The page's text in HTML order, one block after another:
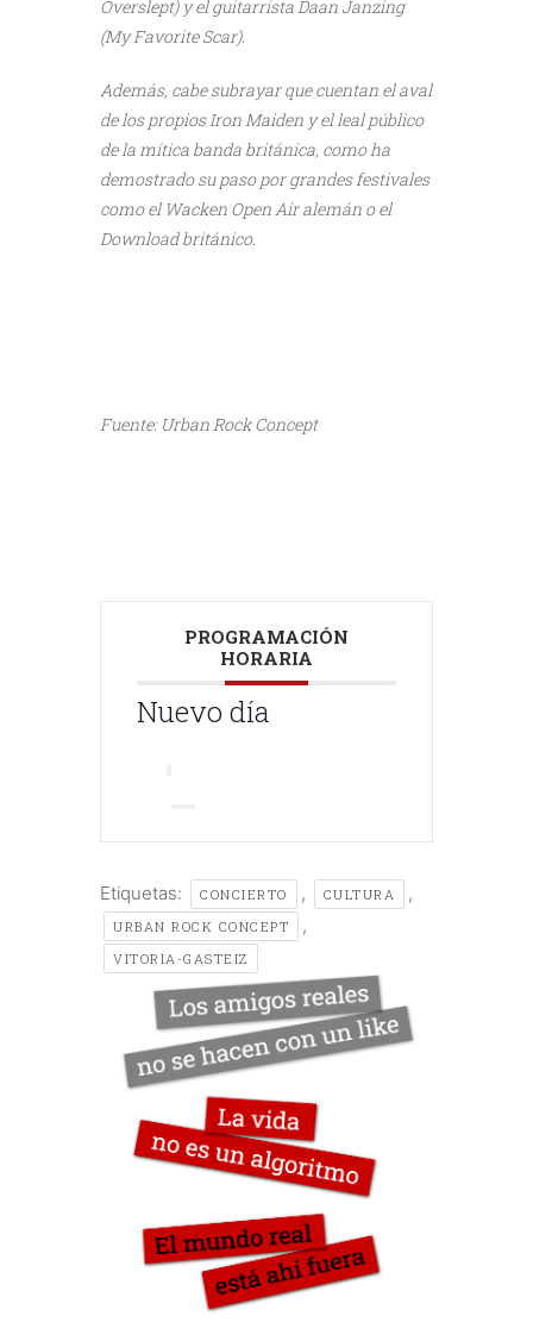
Overslept) y el guitarrista Daan Janzing
(My Favorite Scar).
Además, cabe subrayar que cuentan el aval
de los propios Iron Maiden y el leal público
de la mítica banda británica, como ha
demostrado su paso por grandes festivales
como el Wacken Open Air alemán o el
Download británico.
Fuente: Urban Rock Concept///
PROGRAMACIÓN
HORARIA
Nuevo día
Etiquetas: CONCIERTO , CULTURA ,
URBAN ROCK CONCEPT ,
VITORIA-GASTEIZ